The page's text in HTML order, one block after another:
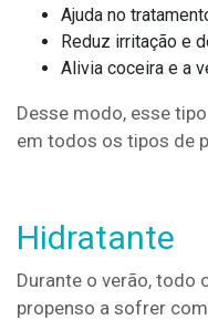
Ajuda no
Reduz irritação e
Alivia coceira e a
Desse modo, esse
em todos os tipos de
Hidratante
Durante o verão, todo
propenso a sofrer